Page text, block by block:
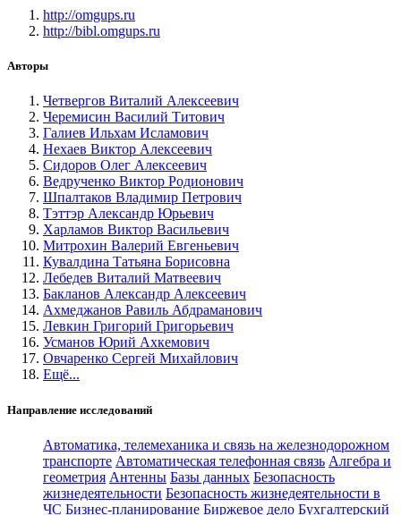
http://omgups.ru
http://bibl.omgups.ru
Авторы
Четвергов Виталий Алексеевич
Черемисин Василий Титович
Галиев Ильхам Исламович
Нехаев Виктор Алексеевич
Сидоров Олег Алексеевич
Ведрученко Виктор Родионович
Шпалтаков Владимир Петрович
Тэттэр Александр Юрьевич
Харламов Виктор Васильевич
Митрохин Валерий Евгеньевич
Кувалдина Татьяна Борисовна
Лебедев Виталий Матвеевич
Бакланов Александр Алексеевич
Ахмеджанов Равиль Абдраманович
Левкин Григорий Григорьевич
Усманов Юрий Ахкемович
Овчаренко Сергей Михайлович
Ещё...
Направление исследований
Автоматика, телемеханика и связь на железнодорожном
транспорте Автоматическая телефонная связь Алгебра и
геометрия Антенны Базы данных Безопасность
жизнедеятельности Безопасность жизнедеятельности в
ЧС Бизнес-планирование Биржевое дело Бухгалтерский